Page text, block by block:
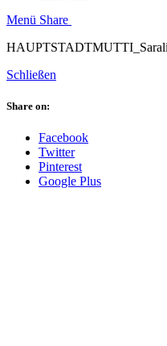
Menü Share
Schließen
Share on:
Facebook
Twitter
Pinterest
Google Plus